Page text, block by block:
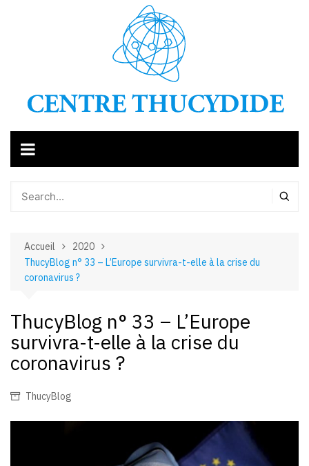
Accueil
2020
ThucyBlog n° 33 – L’Europe survivra-t-elle à la crise du
coronavirus ?
ThucyBlog n° 33 – L’Europe
survivra-t-elle à la crise du
coronavirus ?
ThucyBlog